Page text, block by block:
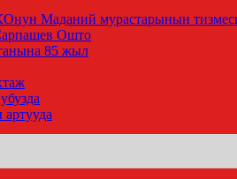
Маданий мурастарынын
Ошто
85 жыл